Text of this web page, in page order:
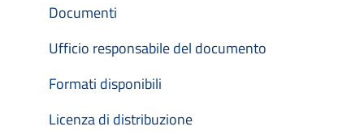
Documenti
Ufficio responsabile del documento
Formati disponibili
Licenza di distribuzione